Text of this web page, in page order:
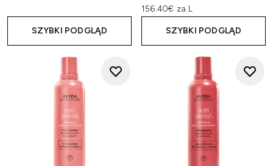
SZYBKI PODGLĄD
156.40€ za L
SZYBKI PODGLĄD